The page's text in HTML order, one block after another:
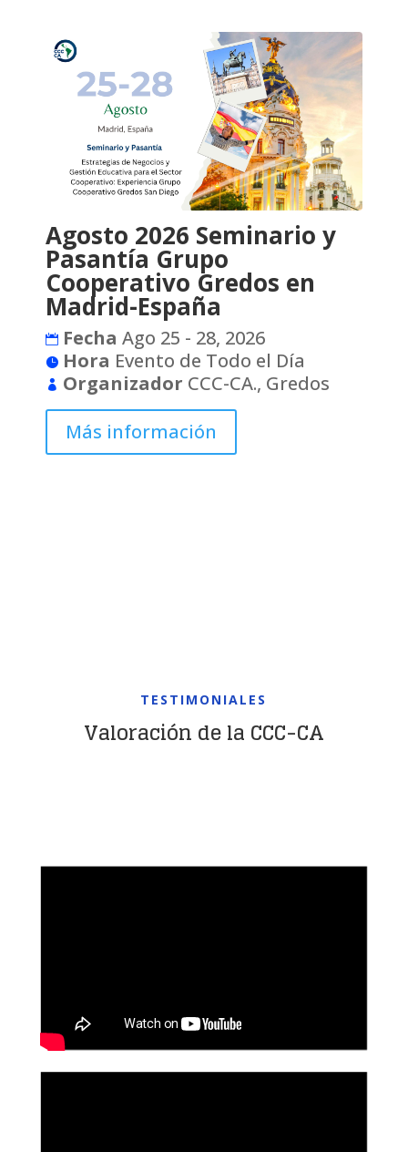
Agosto 2026 Seminario y
Pasantía Grupo
Cooperativo Gredos en
Madrid-España
Fecha Ago 25 - 28, 2026
Hora Evento de Todo el Día
Organizador CCC-CA., Gredos
Más información
TESTIMONIALES
Valoración de la CCC-CA